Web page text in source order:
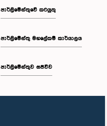
පාර්ලිමේන්තුවේ කටයුතු
පාර්ලිමේන්තු මහලේකම් කාර්යාලය
පාර්ලිමේන්තුව සජීවීව